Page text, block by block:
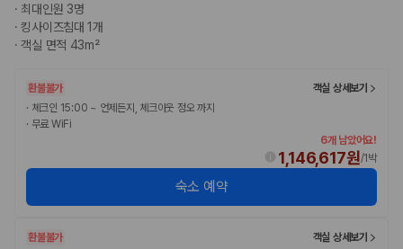
2. 보험 조건은 가격만큼 중요합니다
완전자차와 슈퍼자차는 업체별 보장 범위가 다를 수 있습니다. 카모아에서
수준을 선택할 수 있습니다.
3. 제주공항 접근성과 셔틀 조건을 함께 확인하세요
제주 렌트카는 차량 인수 위치와 셔틀 편의성에 따라 실제 이용 만족도가
달라집니다. 공항에서 렌트카 사무실까지의 이동 조건을 가격과 함께 비교
제주도 렌트카 차종별 가격비교
· 최대인원 3명
·킹사이즈침대 1개
·객실 면적 43m²
환불불가
객실 상세보기
· 체크인 15:00 ~ 언제든지, 체크아웃 정오 까지
· 무료 WiFi
6개 남았어요!
1,146,617원/1박
숙소 예약
환불불가
객실 상세보기